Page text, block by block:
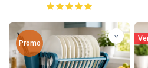
Promo